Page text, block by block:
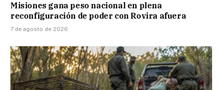
Misiones gana peso nacional en plena
reconfiguración de poder con Rovira afuera
7 de agosto de 2026